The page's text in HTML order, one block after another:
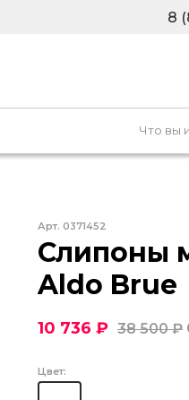
8
Арт. 0371452
Слипоны
Aldo Brue
10 736 ₽ 38 500 ₽
Цвет: